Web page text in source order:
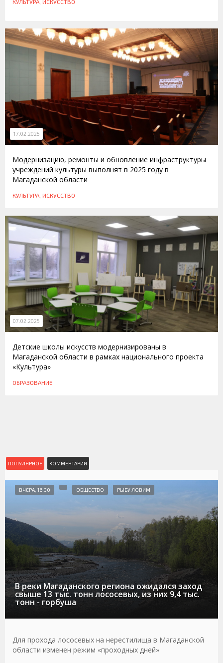
КУЛЬТУРА, ИСКУССТВО
17.02.2025
Модернизацию, ремонты и обновление инфраструктуры
учреждений культуры выполнят в 2025 году в
Магаданской области
КУЛЬТУРА, ИСКУССТВО
07.02.2025
Детские школы искусств модернизированы в
Магаданской области в рамках национального проекта
«Культура»
ОБРАЗОВАНИЕ
ПОПУЛЯРНОЕ КОММЕНТАРИИ
В реки Магаданского региона ожидался заход
свыше 13 тыс. тонн лососевых, из них 9,4 тыс.
тонн - горбуша
ВЧЕРА, 16:30 ОБЩЕСТВО РЫБУ ЛОВИМ
Для прохода лососевых на нерестилища в Магаданской
области изменен режим «проходных дней»